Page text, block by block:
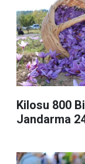
Kilosu 800
Jandarma